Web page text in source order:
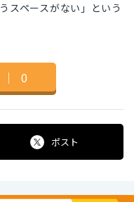
スペースがない」という
｜ 0
ポスト